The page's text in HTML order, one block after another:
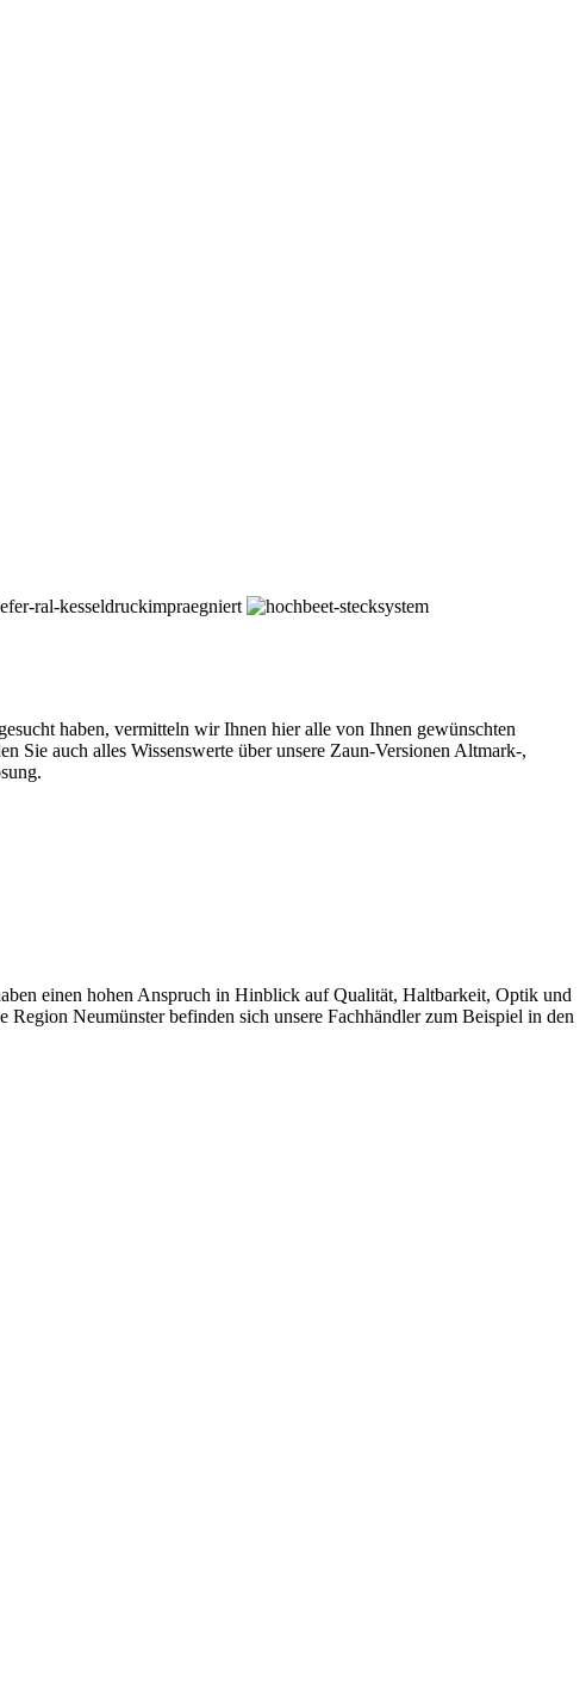
haben, vermitteln wir Ihnen hier alle von Ihnen gewünschten
Sie auch alles Wissenswerte über unsere Zaun-Versionen Altmark-,
einen hohen Anspruch in Hinblick auf Qualität, Haltbarkeit, Optik und
Neumünster befinden sich unsere Fachhändler zum Beispiel in den